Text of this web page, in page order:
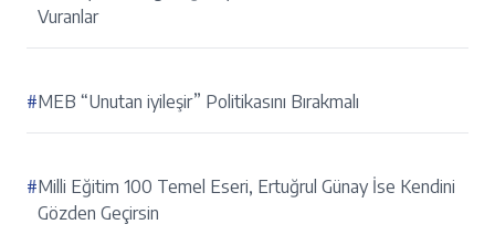
Vuranlar
#MEB “Unutan iyileşir” Politikasını Bırakmalı
#Milli Eğitim 100 Temel Eseri, Ertuğrul Günay İse Kendini
Gözden Geçirsin